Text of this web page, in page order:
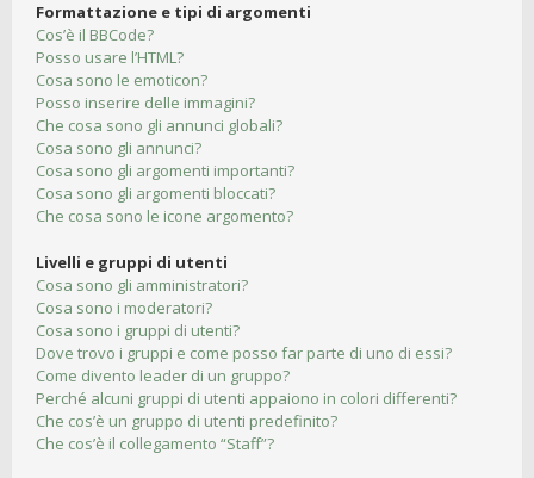
Formattazione e tipi di argomenti
Cos’è il BBCode?
Posso usare l’HTML?
Cosa sono le emoticon?
Posso inserire delle immagini?
Che cosa sono gli annunci globali?
Cosa sono gli annunci?
Cosa sono gli argomenti importanti?
Cosa sono gli argomenti bloccati?
Che cosa sono le icone argomento?
Livelli e gruppi di utenti
Cosa sono gli amministratori?
Cosa sono i moderatori?
Cosa sono i gruppi di utenti?
Dove trovo i gruppi e come posso far parte di uno di essi?
Come divento leader di un gruppo?
Perché alcuni gruppi di utenti appaiono in colori differenti?
Che cos’è un gruppo di utenti predefinito?
Che cos’è il collegamento “Staff”?